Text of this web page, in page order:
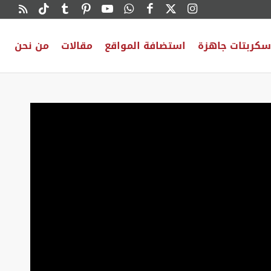
سكربتات جاهزة استضافة المواقع مقالات من نحن